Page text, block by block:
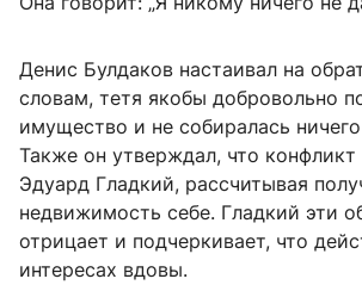
Денис Булдаков настаивал на
словам, тетя якобы добровольно
имущество и не собиралась
Также он утверждал, что конфликт
Эдуард Гладкий, рассчитывая
недвижимость себе. Гладкий эти
отрицает и подчеркивает, что
интересах вдовы.